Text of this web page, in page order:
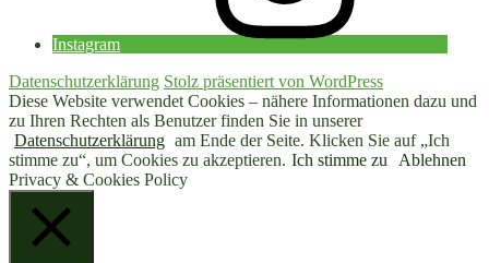
Instagram
Datenschutzerklärung Stolz präsentiert von WordPress
Diese Website verwendet Cookies – nähere Informationen dazu und
zu Ihren Rechten als Benutzer finden Sie in unserer
Datenschutzerklärung am Ende der Seite. Klicken Sie auf „Ich
stimme zu“, um Cookies zu akzeptieren. Ich stimme zu
Ablehnen
Privacy & Cookies Policy